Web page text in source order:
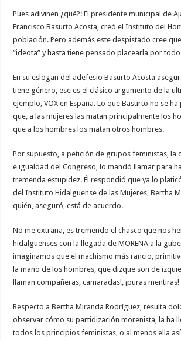
Pues adivinen ¿qué?: El presidente municipal de
Francisco Basurto Acosta, creó el Instituto del
población. Pero además este despistado cree
“ideota” y hasta tiene pensado placearla por
En su eslogan del adefesio Basurto Acosta
tiene género, ese es el clásico argumento de la
ejemplo, VOX en España. Lo que Basurto no se
que, a las mujeres las matan principalmente los
que a los hombres los matan otros hombres.
Por supuesto, a petición de grupos feministas, la
e igualdad del Congreso, lo mandó llamar para
tremenda estupidez. Él respondió que ya lo
del Instituto Hidalguense de las Mujeres, Bertha
quién, aseguró, está de acuerdo.
No me extraña, es tremendo el chasco que nos
hidalguenses con la llegada de MORENA a la
imaginamos que el machismo más rancio,
la mano de los hombres, que dizque son de
llaman compañeras, camaradas!, ¡puras mentiras!
Respecto a Bertha Miranda Rodríguez, resulta
observar cómo su partidización morenista, la ha
todos los principios feministas, o al menos ella